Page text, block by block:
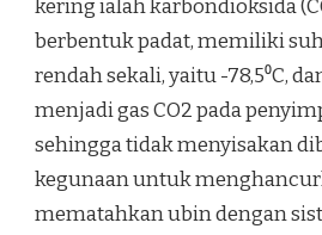
kering ialah karbondioksida
berbentuk padat, memiliki
rendah sekali, yaitu -78,5⁰C,
menjadi gas CO2 pada
sehingga tidak menyisakan
kegunaan untuk
mematahkan ubin dengan